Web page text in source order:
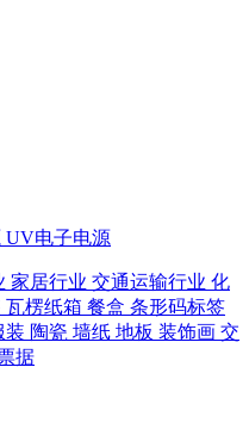
UV电子电源
家居行业 交通运输行业 化
瓦楞纸箱 餐盒 条形码标签
装 陶瓷 墙纸 地板 装饰画 交
据